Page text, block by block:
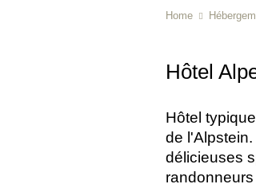
Home
Hôtel
Hôtel
de
délicieuses